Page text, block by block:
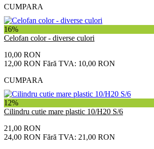
CUMPARA
16%
Celofan color - diverse culori
10,00 RON
12,00 RON Fără TVA: 10,00 RON
CUMPARA
12%
Cilindru cutie mare plastic 10/H20 S/6
21,00 RON
24,00 RON Fără TVA: 21,00 RON